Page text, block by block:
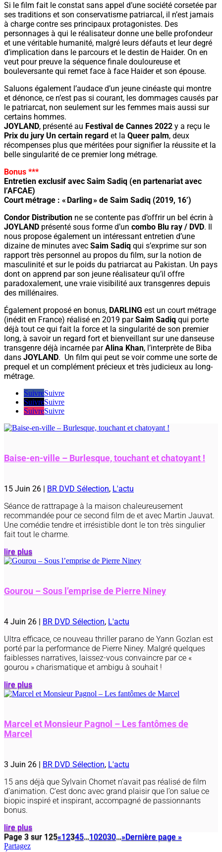
Si le film fait le constat sans appel d’une société corsetée par
ses traditions et son conservatisme patriarcal, il n’est jamais
à charge contre ses principaux protagonistes. Des
personnages à qui le réalisateur donne une belle profondeur
et une véritable humanité, malgré leurs défauts et leur degré
d’implication dans le parcours et le destin de Haider. On en
veut pour preuve la séquence finale douloureuse et
bouleversante qui remet face à face Haider et son épouse.
Saluons également l’audace d’un jeune cinéaste qui montre
et dénonce, ce n’est pas si courant, les dommages causés par
le patriarcat, non seulement sur les femmes mais aussi sur
certains hommes.
JOYLAND, présenté au Festival de Cannes 2022 y a reçu le
Prix du jury Un certain regard et la Queer palm, deux
récompenses plus que méritées pour signifier la réussite et la
belle singularité de ce premier long métrage.
Bonus ***
Entretien exclusif avec Saim Sadiq (en partenariat avec
l’AFCAE)
Court métrage : « Darling » de Saim Sadiq (2019, 16’)
Condor Distribution ne se contente pas d’offrir un bel écrin à
JOYLAND présenté sous forme d’un combo Blu ray / DVD. Il
nous propose également un intéressant entretien d’une
dizaine de minutes avec Saim Sadiq qui s’exprime sur son
rapport très personnel au propos du film, sur la notion de
masculinité et sur le poids du patriarcat au Pakistan. Un pays
dont on apprend par son jeune réalisateur qu’il offre
paradoxalement, une vraie visibilité aux transgenres depuis
des millénaires.
Également proposé en bonus, DARLING est un court métrage
(inédit en France) réalisé en 2019 parSaim Sadiq qui porte
déjà tout ce qui fait la force et la singularité de son premier
long, à savoir un regard fort et bienveillant sur une danseuse
transgenre déjà incarnée parAlina Khan, l’interprète de Biba
dans JOYLAND. Un film qui peut se voir comme une sorte de
prequel et un complément précieux et très judicieux au long-
métrage.
SuivreSuivre
SuivreSuivre
SuivreSuivre
Baise-en-ville – Burlesque, touchant et chatoyant !
15 Juin 26 | BR DVD Sélection, L'actu
Séance de rattrapage à la maison chaleureusement
recommandée pour ce second film de et avec Martin Jauvat.
Une comédie tendre et irrésistible dont le ton très singulier
fait tout le charme.
lire plus
Gourou – Sous l’emprise de Pierre Niney
4 Juin 26 | BR DVD Sélection, L'actu
Ultra efficace, ce nouveau thriller parano de Yann Gozlan est
porté par la performance de Pierre Niney. Malgré quelques
faiblesses narratives, laissez-vous convaincre par ce «
gourou » charismatique et ambigu à souhait !
lire plus
Marcel et Monsieur Pagnol – Les fantômes de
Marcel
3 Juin 26 | BR DVD Sélection, L'actu
15 ans déjà que Sylvain Chomet n’avait pas réalisé de film
d’animation. C’est donc avec grand plaisir que l’on salue ce
biopic inspiré et inspirant, accompagné de passionnants
bonus.
lire plus
Page 3 sur 125«12345…102030…»Dernière page »
Partagez